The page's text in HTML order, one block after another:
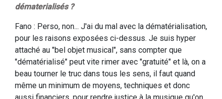
dématerialisés ?
Fano : Perso, non... J'ai du mal avec la dématérialisation,
pour les raisons exposées ci-dessus. Je suis hyper
attaché au "bel objet musical", sans compter que
"dématérialisé" peut vite rimer avec "gratuité" et là, on a
beau tourner le truc dans tous les sens, il faut quand
même un minimum de moyens, techniques et donc